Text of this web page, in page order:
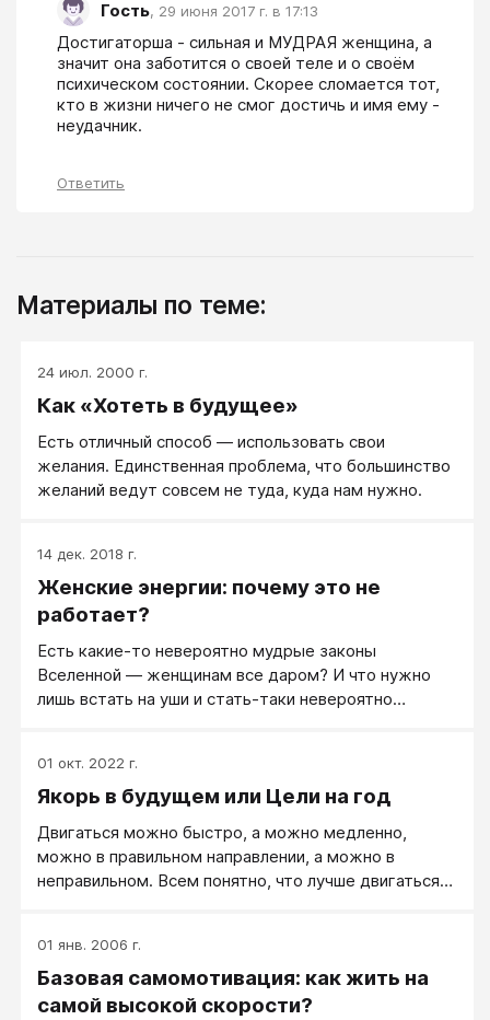
Гость, 29 июня 2017 г. в 17:13
Достигаторша - сильная и МУДРАЯ женщина, а
значит она заботится о своей теле и о своём
психическом состоянии. Скорее сломается тот,
кто в жизни ничего не смог достичь и имя ему -
неудачник.
Ответить
Материалы по теме:
24 июл. 2000 г.
Как «Хотеть в будущее»
Есть отличный способ — использовать свои
желания. Единственная проблема, что большинство
желаний ведут совсем не туда, куда нам нужно.
14 дек. 2018 г.
Женские энергии: почему это не
работает?
Есть какие-то невероятно мудрые законы
Вселенной — женщинам все даром? И что нужно
лишь встать на уши и стать-таки невероятно
01 окт. 2022 г.
Якорь в будущем или Цели на год
Двигаться можно быстро, а можно медленно,
можно в правильном направлении, а можно в
неправильном. Всем понятно, что лучше двигаться
01 янв. 2006 г.
Базовая самомотивация: как жить на
самой высокой скорости?